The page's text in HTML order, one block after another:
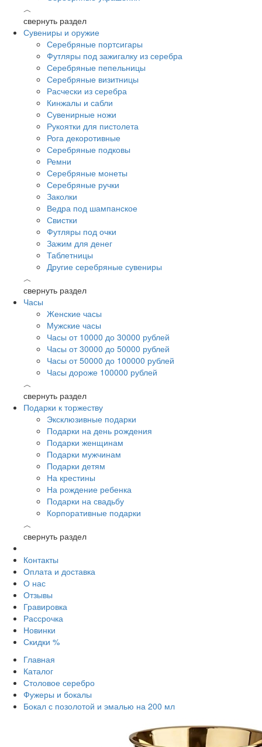
︿
свернуть раздел
Сувениры и оружие
Серебряные портсигары
Футляры под зажигалку из серебра
Серебряные пепельницы
Серебряные визитницы
Расчески из серебра
Кинжалы и сабли
Сувенирные ножи
Рукоятки для пистолета
Рога декоротивные
Серебряные подковы
Ремни
Серебряные монеты
Серебряные ручки
Заколки
Ведра под шампанское
Свистки
Футляры под очки
Зажим для денег
Таблетницы
Другие серебряные сувениры
︿
свернуть раздел
Часы
Женские часы
Мужские часы
Часы от 10000 до 30000 рублей
Часы от 30000 до 50000 рублей
Часы от 50000 до 100000 рублей
Часы дороже 100000 рублей
︿
свернуть раздел
Подарки к торжеству
Эксклюзивные подарки
Подарки на день рождения
Подарки женщинам
Подарки мужчинам
Подарки детям
На крестины
На рождение ребенка
Подарки на свадьбу
Корпоративные подарки
︿
свернуть раздел
Контакты
Оплата и доставка
О нас
Отзывы
Гравировка
Рассрочка
Новинки
Скидки %
Главная
Каталог
Столовое серебро
Фужеры и бокалы
Бокал с позолотой и эмалью на 200 мл